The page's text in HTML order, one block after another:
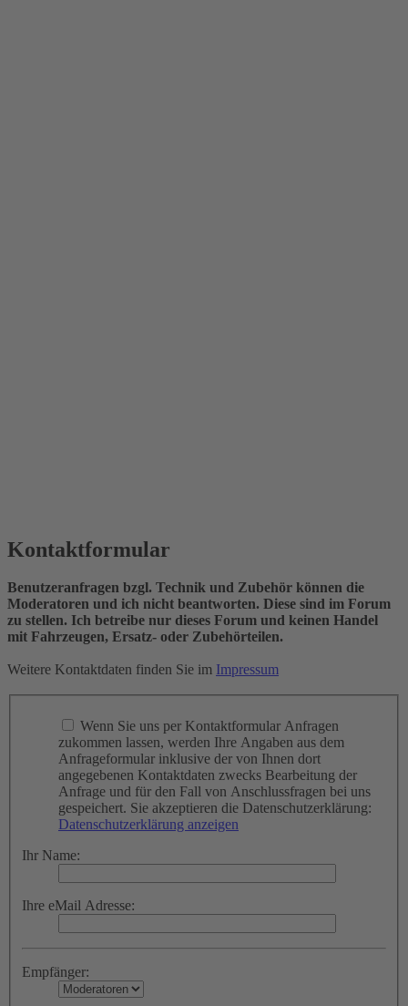
Kontaktformular
Benutzeranfragen bzgl. Technik und Zubehör können die
Moderatoren und ich nicht beantworten. Diese sind im Forum
zu stellen. Ich betreibe nur dieses Forum und keinen Handel
mit Fahrzeugen, Ersatz- oder Zubehörteilen.
Weitere Kontaktdaten finden Sie im Impressum
Wenn Sie uns per Kontaktformular Anfragen
zukommen lassen, werden Ihre Angaben aus dem
Anfrageformular inklusive der von Ihnen dort
angegebenen Kontaktdaten zwecks Bearbeitung der
Anfrage und für den Fall von Anschlussfragen bei uns
gespeichert. Sie akzeptieren die Datenschutzerklärung:
Datenschutzerklärung anzeigen
Ihr Name:
Ihre eMail Adresse:
Empfänger: